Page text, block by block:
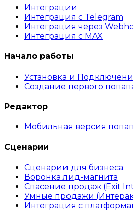
Интеграции
Интеграция с Telegram
Интеграция через
Интеграция с MAX
Начало работы
Установка и
Создание первого
Редактор
Мобильная версия
Сценарии
Сценарии для бизнеса
Воронка лид-магнита
Спасение продаж (Exit
Умные продажи
Интеграция с